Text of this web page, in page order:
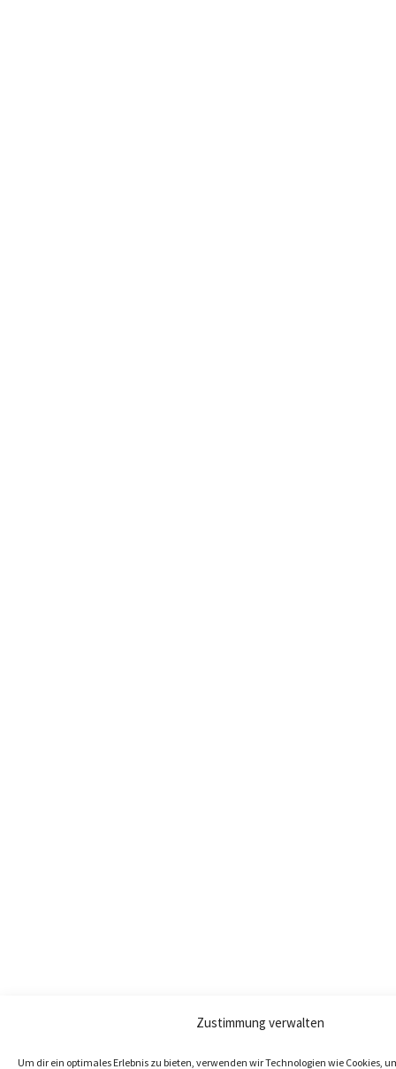
Zustimmung verwalten
Um dir ein optimales Erlebnis zu bieten, verwenden wir Technologien wie Cookies,